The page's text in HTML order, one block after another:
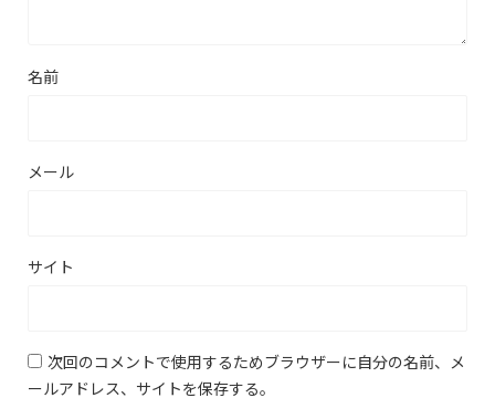
名前
メール
サイト
次回のコメントで使用するためブラウザーに自分の名前、メ
ールアドレス、サイトを保存する。